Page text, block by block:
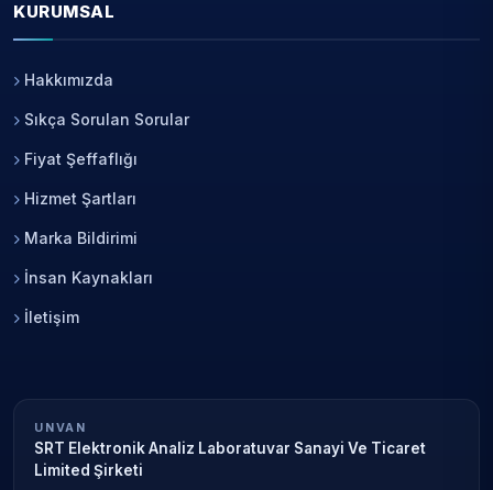
KURUMSAL
Hakkımızda
Sıkça Sorulan Sorular
Fiyat Şeffaflığı
Hizmet Şartları
Marka Bildirimi
İnsan Kaynakları
İletişim
UNVAN
SRT Elektronik Analiz Laboratuvar Sanayi Ve Ticaret
Limited Şirketi